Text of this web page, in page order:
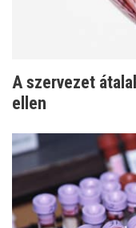
A szervezet
ellen